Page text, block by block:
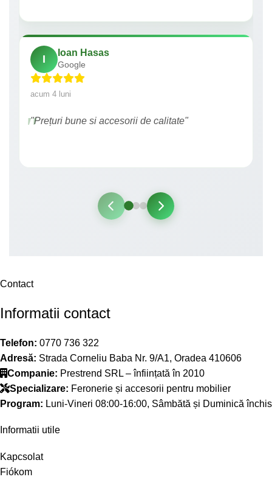
I
Ioan Hasas
Google
acum 4 luni
"Prețuri bune si accesorii de calitate"
Contact
Informatii contact
Telefon: 0770 736 322
Adresă: Strada Corneliu Baba Nr. 9/A1, Oradea 410606
Companie: Prestrend SRL – înființată în 2010
Specializare: Feronerie și accesorii pentru mobilier
Program: Luni-Vineri 08:00-16:00, Sâmbătă și Duminică închis
Informatii utile
Kapcsolat
Fiókom